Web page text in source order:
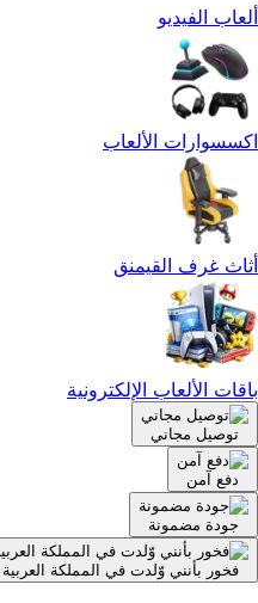
ألعاب الفيديو
اكسسوارات الألعاب
أثاث غرف القيمنق
باقات الألعاب الإلكترونية
توصيل مجاني
دفع آمن
جودة مضمونة
فخور بأنني وّلدت في المملكة